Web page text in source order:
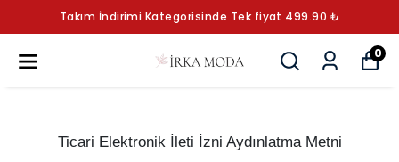
Takım İndirimi Kategorisinde Tek fiyat 499.90 ₺
0
Ticari Elektronik İleti İzni Aydınlatma Metni